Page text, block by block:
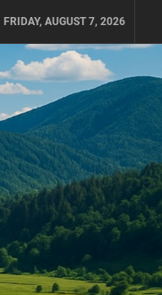
FRIDAY, AUGUST 7, 2026